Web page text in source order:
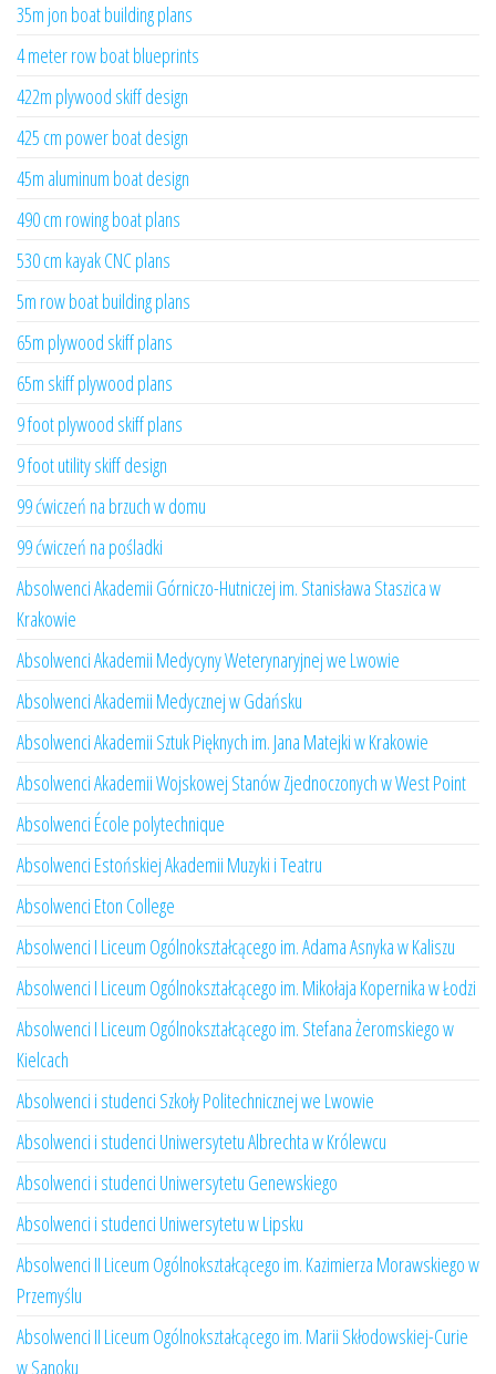
35m jon boat building plans
4 meter row boat blueprints
422m plywood skiff design
425 cm power boat design
45m aluminum boat design
490 cm rowing boat plans
530 cm kayak CNC plans
5m row boat building plans
65m plywood skiff plans
65m skiff plywood plans
9 foot plywood skiff plans
9 foot utility skiff design
99 ćwiczeń na brzuch w domu
99 ćwiczeń na pośladki
Absolwenci Akademii Górniczo-Hutniczej im. Stanisława Staszica w
Krakowie
Absolwenci Akademii Medycyny Weterynaryjnej we Lwowie
Absolwenci Akademii Medycznej w Gdańsku
Absolwenci Akademii Sztuk Pięknych im. Jana Matejki w Krakowie
Absolwenci Akademii Wojskowej Stanów Zjednoczonych w West Point
Absolwenci École polytechnique
Absolwenci Estońskiej Akademii Muzyki i Teatru
Absolwenci Eton College
Absolwenci I Liceum Ogólnokształcącego im. Adama Asnyka w Kaliszu
Absolwenci I Liceum Ogólnokształcącego im. Mikołaja Kopernika w Łodzi
Absolwenci I Liceum Ogólnokształcącego im. Stefana Żeromskiego w
Kielcach
Absolwenci i studenci Szkoły Politechnicznej we Lwowie
Absolwenci i studenci Uniwersytetu Albrechta w Królewcu
Absolwenci i studenci Uniwersytetu Genewskiego
Absolwenci i studenci Uniwersytetu w Lipsku
Absolwenci II Liceum Ogólnokształcącego im. Kazimierza Morawskiego w
Przemyślu
Absolwenci II Liceum Ogólnokształcącego im. Marii Skłodowskiej-Curie
w Sanoku